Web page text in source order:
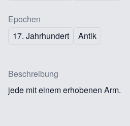
Epochen
17. Jahrhundert
Antik
Beschreibung
jede mit einem erhobenen Arm.